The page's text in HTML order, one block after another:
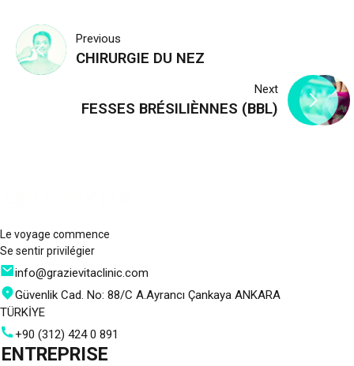
Navigation
de
l’article
Previous
CHIRURGIE DU NEZ
Next
FESSES BRÉSILIÈNNES (BBL)
Le voyage commence
Se sentir privilégier
info@grazievitaclinic.com
Güvenlik Cad. No: 88/C A.Ayrancı Çankaya ANKARA
TÜRKİYE
+90 (312) 424 0 891
ENTREPRISE